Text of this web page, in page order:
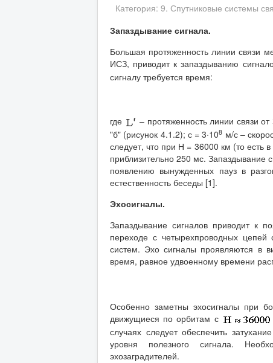
Категория: 9. Спутниковые системы
Запаздывание сигнала.
Большая протяженность линии связи
ИСЗ, приводит к запаздыванию
сигналу требуется время:
где
– протяженность линии связи
"б" (рисунок 4.1.2); с = 3·108 м/с –
следует, что при Н = 36000 км (то есть
приблизительно 250 мс. Запаздывание
появлению вынужденных пауз в
естественность беседы [1].
Эхосигналы.
Запаздывание сигналов приводит к
переходе с четырехпроводных
систем. Эхо сигналы проявляются в
время, равное удвоенному времени
Особенно заметны эхосигналы при
движущиеся по орбитам с
случаях следует обеспечить
уровня полезного сигнала.
эхозаградителей.